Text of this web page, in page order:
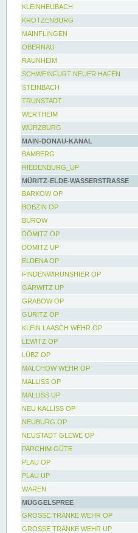
KLEINHEUBACH
KROTZENBURG
MAINFLINGEN
OBERNAU
RAUNHEIM
SCHWEINFURT NEUER HAFEN
STEINBACH
TRUNSTADT
WERTHEIM
WÜRZBURG
MAIN-DONAU-KANAL
BAMBERG
RIEDENBURG_UP
MÜRITZ-ELDE-WASSERSTRASSE
BARKOW OP
BOBZIN OP
BUROW
DÖMITZ OP
DÖMITZ UP
ELDENA OP
FINDENWIRUNSHIER OP
GARWITZ UP
GRABOW OP
GÜRITZ OP
KLEIN LAASCH WEHR OP
LEWITZ OP
LÜBZ OP
MALCHOW WEHR OP
MALLISS OP
MALLISS UP
NEU KALLISS OP
NEUBURG OP
NEUSTADT GLEWE OP
PARCHIM GÜTE
PLAU OP
PLAU UP
WAREN
MÜGGELSPREE
GROSSE TRÄNKE WEHR OP
GROSSE TRÄNKE WEHR UP